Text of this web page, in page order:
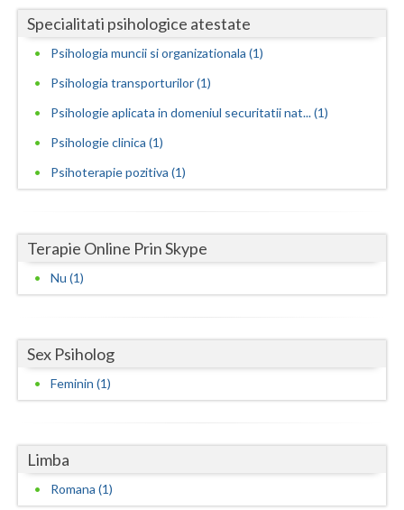
Salaj
Satu-Mare
Teleorman
Tulcea
Valcea
Vrancea
Specialitati psihologice atestate
Psihologia muncii si organizationala (1)
Psihologia transporturilor (1)
Psihologie aplicata in domeniul securitatii nat... (1)
Psihologie clinica (1)
Psihoterapie pozitiva (1)
Terapie Online Prin Skype
Nu (1)
Sex Psiholog
Feminin (1)
Limba
Romana (1)